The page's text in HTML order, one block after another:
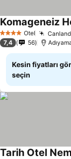
4 Yıldız Otel
Komageneiz
7,4 56
Kesin fiyatları
seçin
Tarih Otel